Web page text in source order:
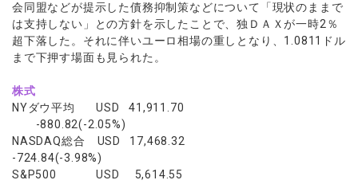
会同盟などが提示した債務抑制策などについて「現状のままで
は支持しない」との方針を示したことで、独ＤＡＸが一時2％
超下落した。それに伴いユーロ相場の重しとなり、1.0811ドル
まで下押す場面も見られた。
株式
NYダウ平均 USD 41,911.70
-880.82(-2.05%)
NASDAQ総合 USD 17,468.32
-724.84(-3.98%)
S&P500 USD 5,614.55